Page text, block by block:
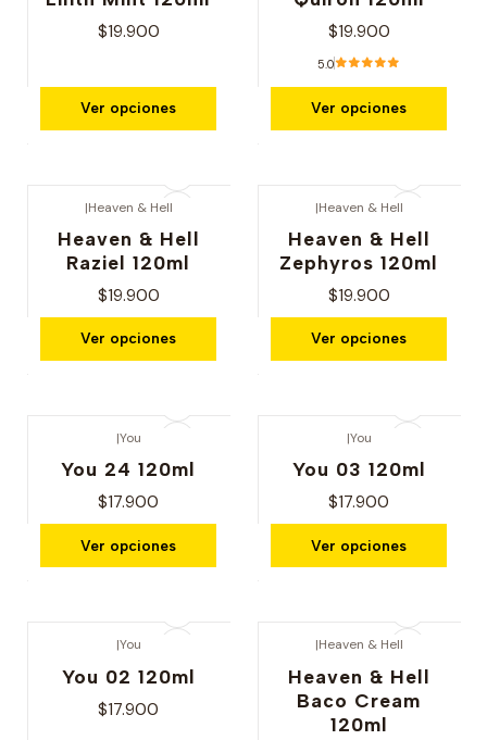
$19.900
Ver opciones
$19.900
5.0
Ver opciones
|Heaven & Hell
Heaven & Hell
Raziel 120ml
$19.900
Ver opciones
|Heaven & Hell
Heaven & Hell
Zephyros 120ml
$19.900
Ver opciones
|You
You 24 120ml
$17.900
Ver opciones
|You
You 03 120ml
$17.900
Ver opciones
|You
You 02 120ml
$17.900
|Heaven & Hell
Heaven & Hell
Baco Cream
120ml